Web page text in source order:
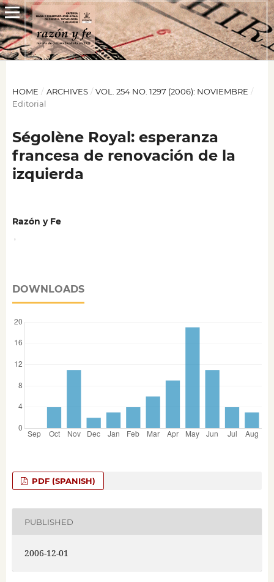
HOME / ARCHIVES / VOL. 254 NO. 1297 (2006): NOVIEMBRE /
Editorial
Ségolène Royal: esperanza
francesa de renovación de la
izquierda
Razón y Fe
DOWNLOADS
PDF (SPANISH)
PUBLISHED
2006-12-01